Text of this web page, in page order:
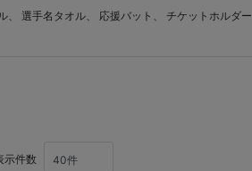
、 選手名タオル、 応援バット 、 チケットホルダー
示件数